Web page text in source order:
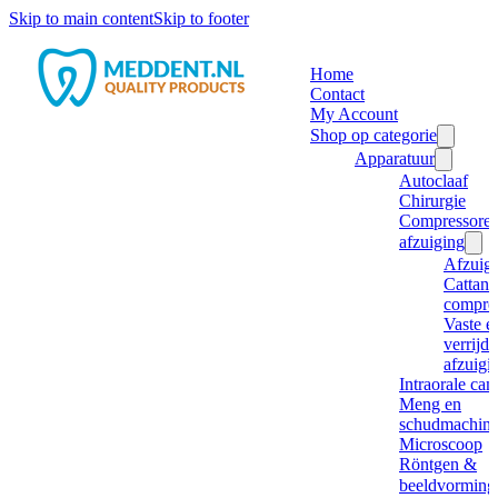
Skip to main contentSkip to footer
Home
Contact
My Account
Shop op categorie
Apparatuur
Autoclaaf
Chirurgie
afzuiging
Cattani
Vaste
Intraorale
Meng en
Microscoop
Röntgen &
beeldvorming